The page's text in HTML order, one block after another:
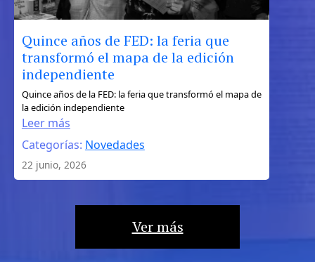
Quince años de FED: la feria que
transformó el mapa de la edición
independiente
Quince años de la FED: la feria que transformó el mapa de
la edición independiente
Leer más
:
Quince
años
de
FED:
la
Categorías: Novedades
22 junio, 2026
Ver más